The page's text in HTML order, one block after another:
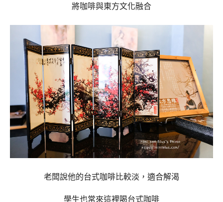
將咖啡與東方文化融合
老闆說他的台式咖啡比較淡，適合解渴
學生也常來這裡喝台式咖啡